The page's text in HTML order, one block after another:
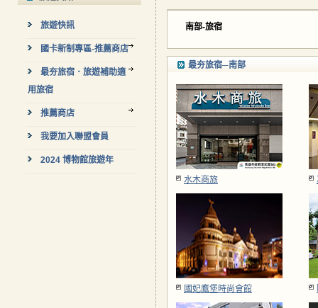
旅遊快訊
國卡新制專區-推薦商店
最夯旅宿．旅遊補助適
用旅宿
推薦商店
我要加入聯盟會員
2024 博物館旅遊年
南部-旅宿
最夯旅宿─南部
水木商旅
國妃鷹堡時尚會館